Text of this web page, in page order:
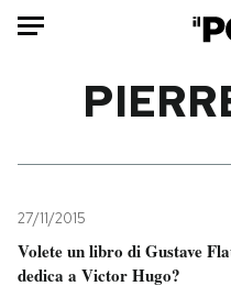
Mondo
Politica
Tecnologia
27/11/2015
Volete un libro di Gustave
dedica a Victor Hugo?